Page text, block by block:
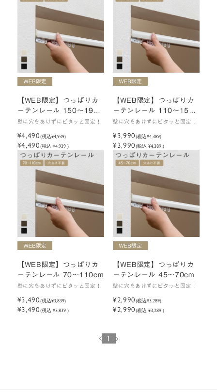
【WEB限定】つっぱりカ
ーテンレール 150～190c
m
壁に穴をあけずにピタッと固定！
¥4,490(税込¥4,939)
¥4,490(税込 ¥4,939 )
【WEB限定】つっぱりカ
ーテンレール 110～150c
m
壁に穴をあけずにピタッと固定！
¥3,990(税込¥4,389)
¥3,990(税込 ¥4,389 )
【WEB限定】つっぱりカ
ーテンレール 70～110cm
壁に穴をあけずにピタッと固定！
¥3,490(税込¥3,839)
¥3,490(税込 ¥3,839 )
【WEB限定】つっぱりカ
ーテンレール 45～70cm
壁に穴をあけずにピタッと固定！
¥2,990(税込¥3,289)
¥2,990(税込 ¥3,289 )
1